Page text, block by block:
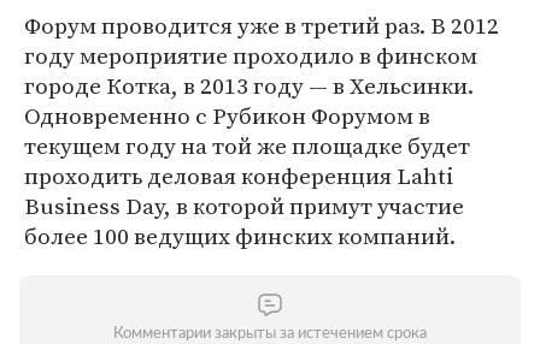
Форум проводится уже в третий раз. В 2012
году мероприятие проходило в финском
городе Котка, в 2013 году — в Хельсинки.
Одновременно с Рубикон Форумом в
текущем году на той же площадке будет
проходить деловая конференция Lahti
Business Day, в которой примут участие
более 100 ведущих финских компаний.
Комментарии закрыты за истечением срока